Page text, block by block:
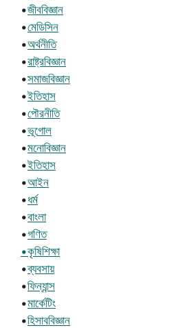
•জীববিজ্ঞান
•মেডিসিন
•অর্থনীতি
•রাষ্ট্রবিজ্ঞান
•সমাজবিজ্ঞান
•ইতিহাস
•পৌরনীতি
•ভূগোল
•মনোবিজ্ঞান
•ইতিহাস
•আইন
•ধর্ম
•বাংলা
•গণিত
•কৃষিশিক্ষা
•ব্যবসায়
•ফিন্যান্স
•মার্কেটিং
•হিসাববিজ্ঞান